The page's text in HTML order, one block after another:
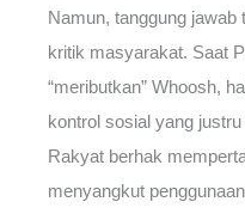
Namun, tanggung jawab
kritik masyarakat. Saat
“meributkan” Whoosh,
kontrol sosial yang
Rakyat berhak
menyangkut